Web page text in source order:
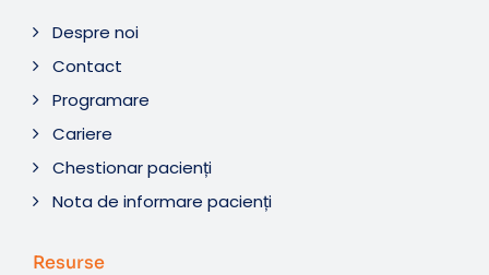
Despre noi
Contact
Programare
Cariere
Chestionar pacienți
Nota de informare pacienți
Resurse